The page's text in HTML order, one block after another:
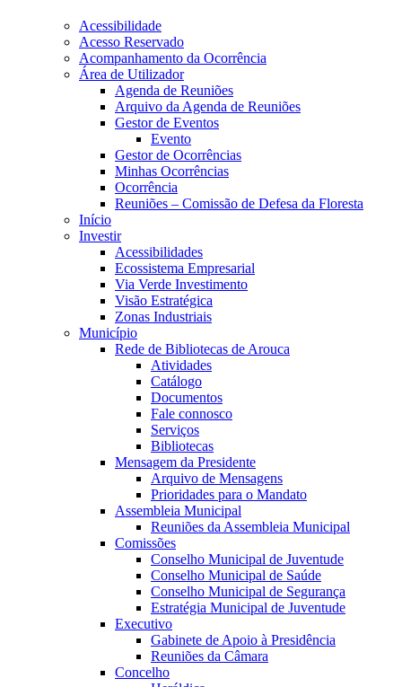
Acessibilidade
Acesso Reservado
Acompanhamento da Ocorrência
Área de Utilizador
Agenda de Reuniões
Arquivo da Agenda de Reuniões
Gestor de Eventos
Evento
Gestor de Ocorrências
Minhas Ocorrências
Ocorrência
Reuniões – Comissão de Defesa da Floresta
Início
Investir
Acessibilidades
Ecossistema Empresarial
Via Verde Investimento
Visão Estratégica
Zonas Industriais
Município
Rede de Bibliotecas de Arouca
Atividades
Catálogo
Documentos
Fale connosco
Serviços
Bibliotecas
Mensagem da Presidente
Arquivo de Mensagens
Prioridades para o Mandato
Assembleia Municipal
Reuniões da Assembleia Municipal
Comissões
Conselho Municipal de Juventude
Conselho Municipal de Saúde
Conselho Municipal de Segurança
Estratégia Municipal de Juventude
Executivo
Gabinete de Apoio à Presidência
Reuniões da Câmara
Concelho